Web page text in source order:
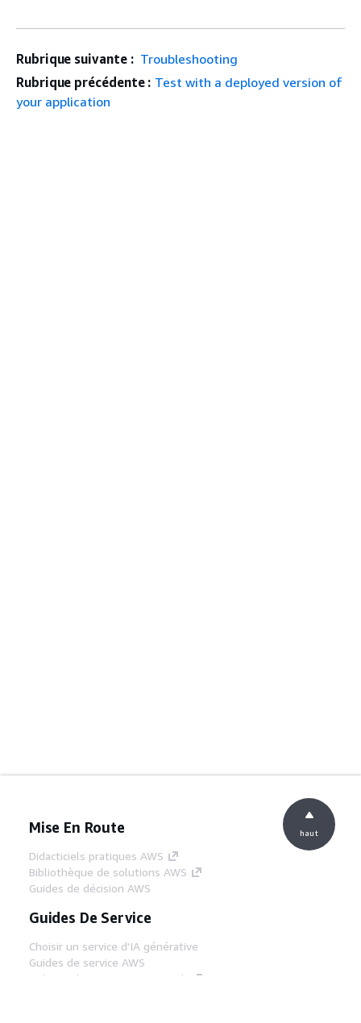
Rubrique suivante : Troubleshooting
Rubrique précédente : Test with a deployed version of
your application
Mise En Route
Didacticiels pratiques AWS
Bibliothèque de solutions AWS
Guides de décision AWS
Guides De Service
Choisir un service d'IA générative
Guides de service AWS
Didacticiels AWS CLI sur GitHub
haut